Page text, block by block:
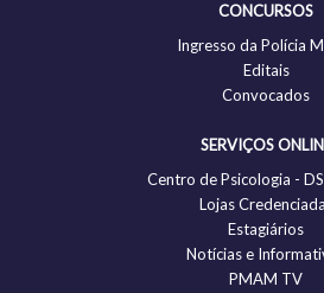
CONCURSOS
Ingresso da Polícia
Editais
Convocados
SERVIÇOS
Centro de Psicologia -
Lojas
Estagiários
Notícias e
PMAM TV